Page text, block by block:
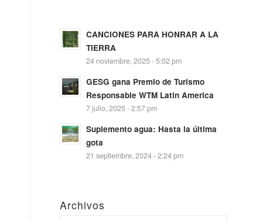
CANCIONES PARA HONRAR A LA
TIERRA
24 noviembre, 2025 - 5:02 pm
GESG gana Premio de Turismo
Responsable WTM Latin America
7 julio, 2025 - 2:57 pm
Suplemento agua: Hasta la última
gota
21 septiembre, 2024 - 2:24 pm
Archivos